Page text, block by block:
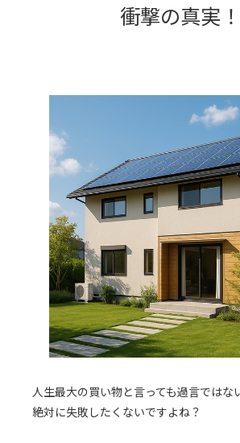
衝撃の真実！
人生最大の買い物と言っても過言ではな
絶対に失敗したくないですよね？